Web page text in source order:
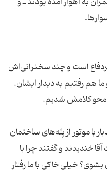
است و چند سخنرانی‌اش
هم رفتیم به دیدار ایشان.
کلامش شدیم.
با موتور از پله‌های ساختمان
خندیدند و گفتند چرا با
بشوی؟ خیلی خاکی با ما رفتار